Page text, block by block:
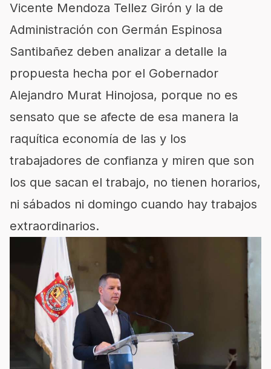
Vicente Mendoza Tellez Girón y la de
Administración con Germán Espinosa
Santibañez deben analizar a detalle la
propuesta hecha por el Gobernador
Alejandro Murat Hinojosa, porque no es
sensato que se afecte de esa manera la
raquítica economía de las y los
trabajadores de confianza y miren que son
los que sacan el trabajo, no tienen horarios,
ni sábados ni domingo cuando hay trabajos
extraordinarios.